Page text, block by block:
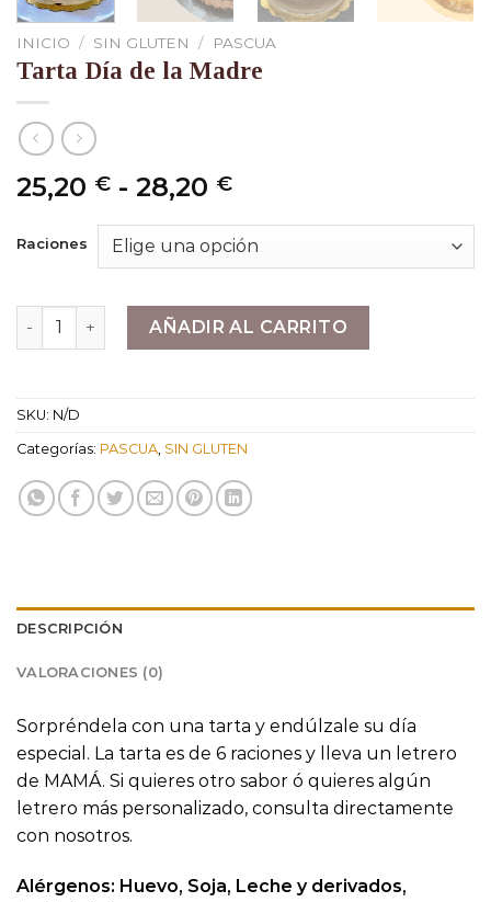
INICIO / SIN GLUTEN / PASCUA
Tarta Día de la Madre
25,20 € - 28,20 €Rango
precios:
desde
hasta
28,20 €
Raciones
Tarta Día de la Madre cantidad
AÑADIR AL CARRITO
SKU: N/D
Categorías: PASCUA, SIN GLUTEN
DESCRIPCIÓN
VALORACIONES (0)
Sorpréndela con una tarta y endúlzale su día
especial. La tarta es de 6 raciones y lleva un letrero
de MAMÁ. Si quieres otro sabor ó quieres algún
letrero más personalizado, consulta directamente
con nosotros.
Alérgenos: Huevo, Soja, Leche y derivados,